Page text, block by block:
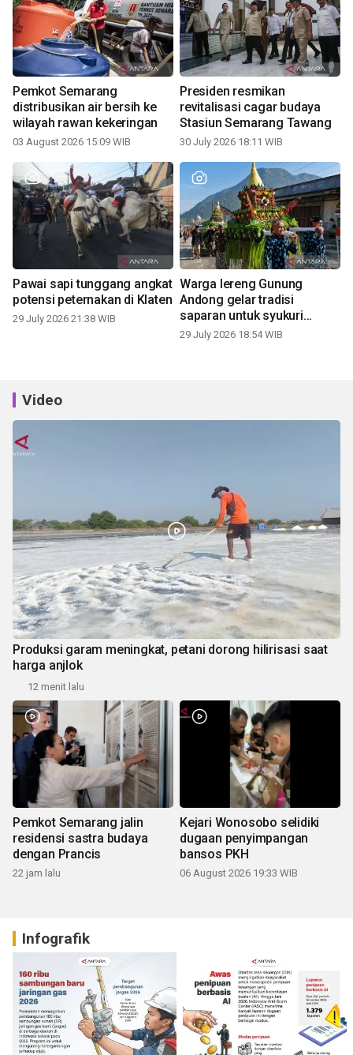
Pemkot Semarang
distribusikan air bersih ke
wilayah rawan kekeringan
03 August 2026 15:09 WIB
Presiden resmikan
revitalisasi cagar budaya
Stasiun Semarang Tawang
30 July 2026 18:11 WIB
Pawai sapi tunggang angkat
potensi peternakan di Klaten
29 July 2026 21:38 WIB
Warga lereng Gunung
Andong gelar tradisi
saparan untuk syukuri
panen
29 July 2026 18:54 WIB
Video
Produksi garam meningkat, petani dorong hilirisasi saat
harga anjlok
12 menit lalu
Pemkot Semarang jalin
residensi sastra budaya
dengan Prancis
22 jam lalu
Kejari Wonosobo selidiki
dugaan penyimpangan
bansos PKH
06 August 2026 19:33 WIB
Infografik